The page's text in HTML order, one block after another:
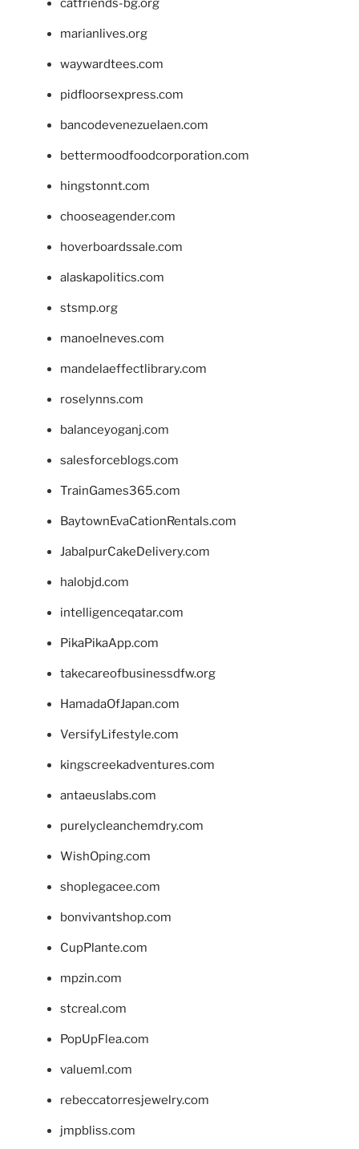
catfriends-bg.org
marianlives.org
waywardtees.com
pidfloorsexpress.com
bancodevenezuelaen.com
bettermoodfoodcorporation.com
hingstonnt.com
chooseagender.com
hoverboardssale.com
alaskapolitics.com
stsmp.org
manoelneves.com
mandelaeffectlibrary.com
roselynns.com
balanceyoganj.com
salesforceblogs.com
TrainGames365.com
BaytownEvaCationRentals.com
JabalpurCakeDelivery.com
halobjd.com
intelligenceqatar.com
PikaPikaApp.com
takecareofbusinessdfw.org
HamadaOfJapan.com
VersifyLifestyle.com
kingscreekadventures.com
antaeuslabs.com
purelycleanchemdry.com
WishOping.com
shoplegacee.com
bonvivantshop.com
CupPlante.com
mpzin.com
stcreal.com
PopUpFlea.com
valueml.com
rebeccatorresjewelry.com
jmpbliss.com